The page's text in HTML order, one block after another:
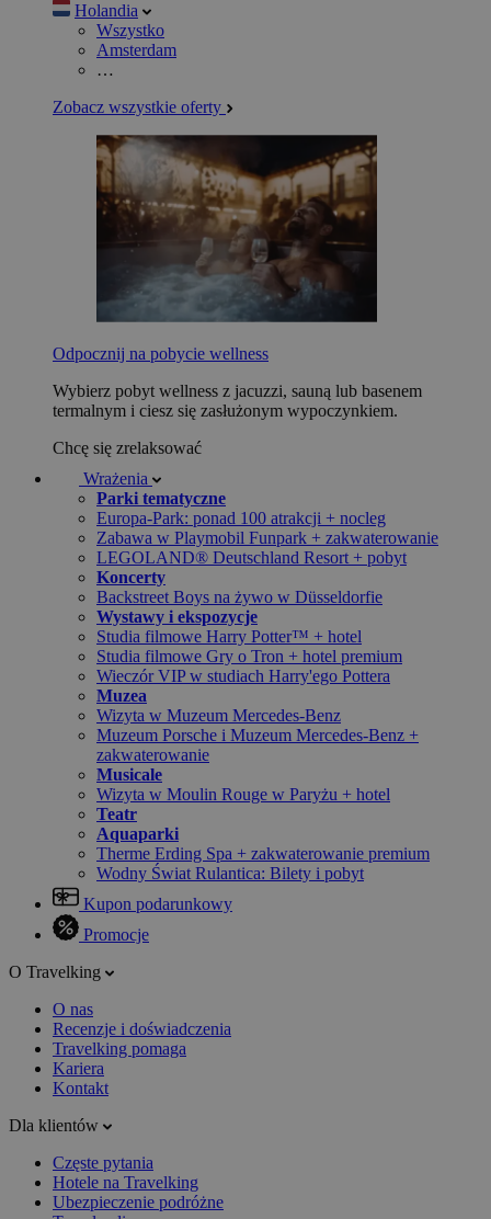
Holandia
Wszystko
Amsterdam
…
Zobacz wszystkie oferty
Odpocznij na pobycie wellness
Wybierz pobyt wellness z jacuzzi, sauną lub basenem
termalnym i ciesz się zasłużonym wypoczynkiem.
Chcę się zrelaksować
Wrażenia
Parki tematyczne
Europa-Park: ponad 100 atrakcji + nocleg
Zabawa w Playmobil Funpark + zakwaterowanie
LEGOLAND® Deutschland Resort + pobyt
Koncerty
Backstreet Boys na żywo w Düsseldorfie
Wystawy i ekspozycje
Studia filmowe Harry Potter™ + hotel
Studia filmowe Gry o Tron + hotel premium
Wieczór VIP w studiach Harry'ego Pottera
Muzea
Wizyta w Muzeum Mercedes-Benz
Muzeum Porsche i Muzeum Mercedes-Benz +
zakwaterowanie
Musicale
Wizyta w Moulin Rouge w Paryżu + hotel
Teatr
Aquaparki
Therme Erding Spa + zakwaterowanie premium
Wodny Świat Rulantica: Bilety i pobyt
Kupon podarunkowy
Promocje
O Travelking
O nas
Recenzje i doświadczenia
Travelking pomaga
Kariera
Kontakt
Dla klientów
Częste pytania
Hotele na Travelking
Ubezpieczenie podróżne